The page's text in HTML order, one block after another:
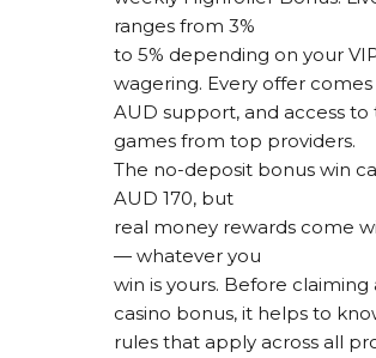
ranges from 3%
to 5% depending on your
wagering. Every offer
AUD support, and access to
games from top providers.
The no-deposit bonus win
AUD 170, but
real money rewards come
— whatever you
win is yours. Before
casino bonus, it helps to
rules that apply across all